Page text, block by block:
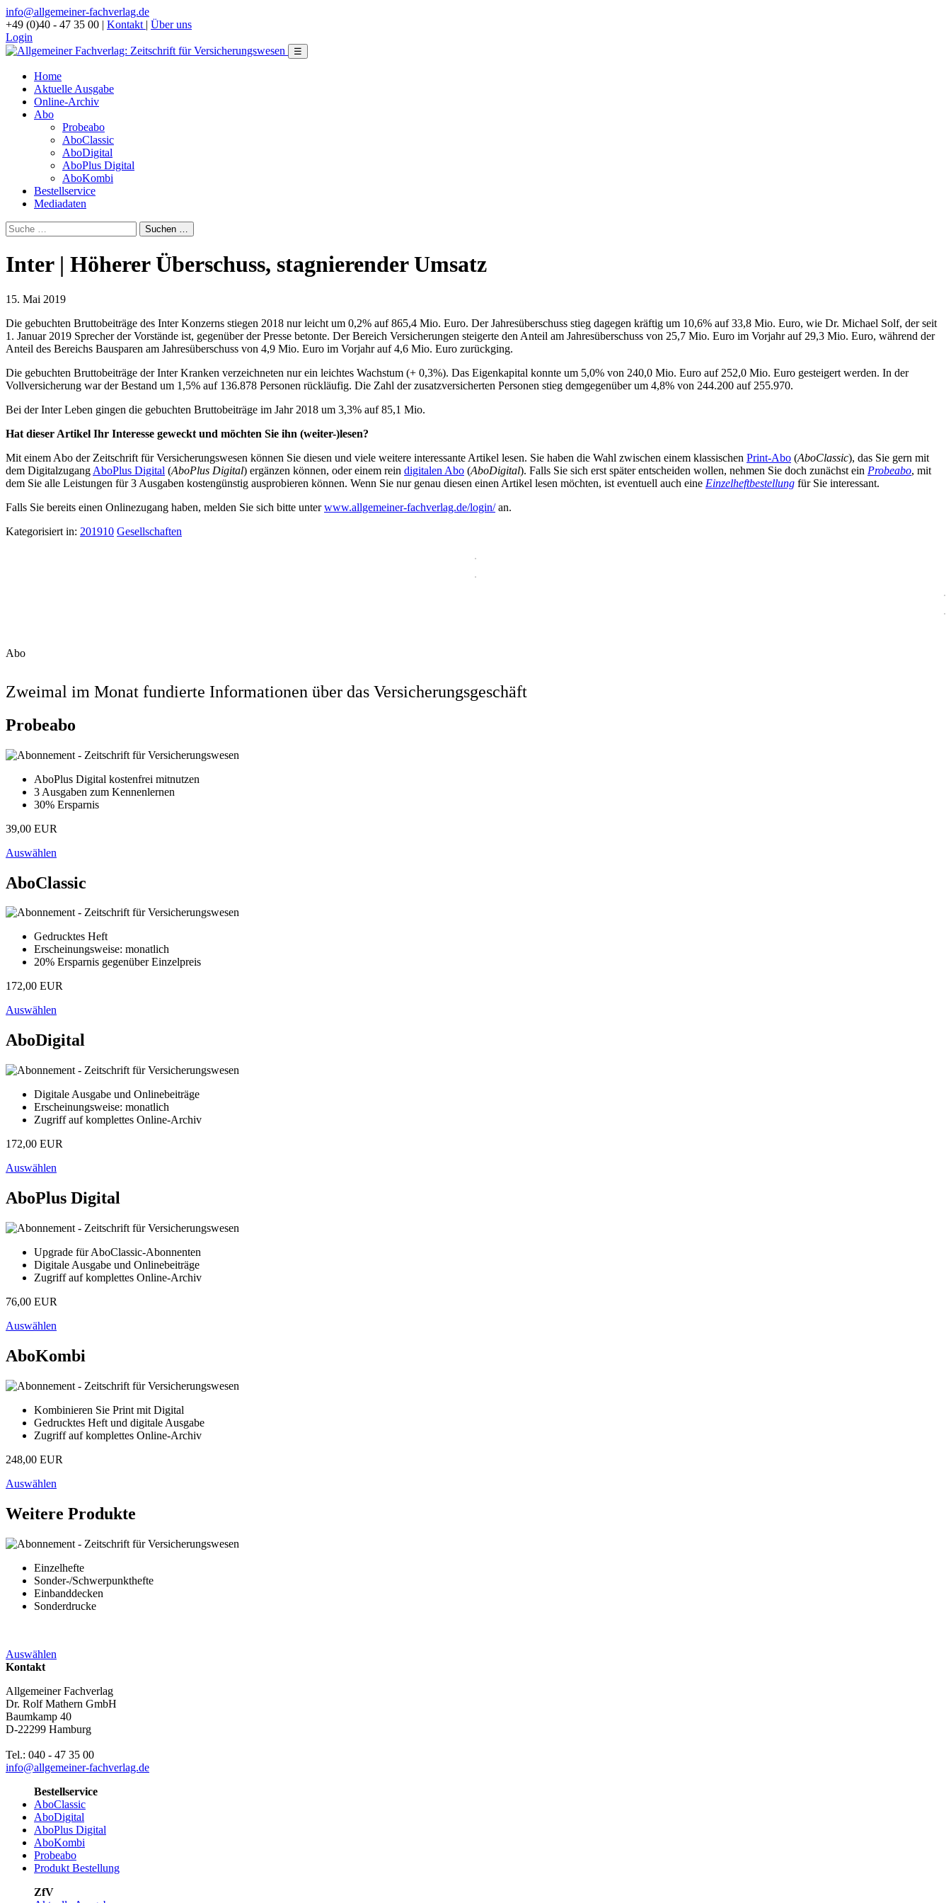
info@allgemeiner-fachverlag.de
+49 (0)40 - 47 35 00 | Kontakt | Über uns
Login
☰
Home
Aktuelle Ausgabe
Online-Archiv
Abo
Probeabo
AboClassic
AboDigital
AboPlus Digital
AboKombi
Bestellservice
Mediadaten
Inter | Höherer Überschuss, stagnierender Umsatz
15. Mai 2019
Die gebuchten Bruttobeiträge des Inter Konzerns stiegen 2018 nur leicht um 0,2% auf 865,4 Mio. Euro. Der Jahresüberschuss stieg dagegen kräftig um 10,6% auf 33,8 Mio. Euro, wie Dr. Michael Solf, der seit
1. Januar 2019 Sprecher der Vorstände ist, gegenüber der Presse betonte. Der Bereich Versicherungen steigerte den Anteil am Jahresüberschuss von 25,7 Mio. Euro im Vorjahr auf 29,3 Mio. Euro, während der
Anteil des Bereichs Bausparen am Jahresüberschuss von 4,9 Mio. Euro im Vorjahr auf 4,6 Mio. Euro zurückging.
Die gebuchten Bruttobeiträge der Inter Kranken verzeichneten nur ein leichtes Wachstum (+ 0,3%). Das Eigenkapital konnte um 5,0% von 240,0 Mio. Euro auf 252,0 Mio. Euro gesteigert werden. In der
Vollversicherung war der Bestand um 1,5% auf 136.878 Personen rückläufig. Die Zahl der zusatzversicherten Personen stieg demgegenüber um 4,8% von 244.200 auf 255.970.
Bei der Inter Leben gingen die gebuchten Bruttobeiträge im Jahr 2018 um 3,3% auf 85,1 Mio.
Hat dieser Artikel Ihr Interesse geweckt und möchten Sie ihn (weiter-)lesen?
Mit einem Abo der Zeitschrift für Versicherungswesen können Sie diesen und viele weitere interessante Artikel lesen. Sie haben die Wahl zwischen einem klassischen Print-Abo (AboClassic), das Sie gern mit
dem Digitalzugang AboPlus Digital (AboPlus Digital) ergänzen können, oder einem rein digitalen Abo (AboDigital). Falls Sie sich erst später entscheiden wollen, nehmen Sie doch zunächst ein Probeabo, mit
dem Sie alle Leistungen für 3 Ausgaben kostengünstig ausprobieren können. Wenn Sie nur genau diesen einen Artikel lesen möchten, ist eventuell auch eine Einzelheftbestellung für Sie interessant.
Falls Sie bereits einen Onlinezugang haben, melden Sie sich bitte unterwww.allgemeiner-fachverlag.de/login/an.
Kategorisiert in: 201910 Gesellschaften
Abo
Zweimal im Monat fundierte Informationen über das Versicherungsgeschäft
Probeabo
AboPlus Digital kostenfrei mitnutzen
3 Ausgaben zum Kennenlernen
30% Ersparnis
39,00 EUR
Auswählen
AboClassic
Gedrucktes Heft
Erscheinungsweise: monatlich
20% Ersparnis gegenüber Einzelpreis
172,00 EUR
Auswählen
AboDigital
Digitale Ausgabe und Onlinebeiträge
Erscheinungsweise: monatlich
Zugriff auf komplettes Online-Archiv
172,00 EUR
Auswählen
AboPlus Digital
Upgrade für AboClassic-Abonnenten
Digitale Ausgabe und Onlinebeiträge
Zugriff auf komplettes Online-Archiv
76,00 EUR
Auswählen
AboKombi
Kombinieren Sie Print mit Digital
Gedrucktes Heft und digitale Ausgabe
Zugriff auf komplettes Online-Archiv
248,00 EUR
Auswählen
Weitere Produkte
Einzelhefte
Sonder-/Schwerpunkthefte
Einbanddecken
Sonderdrucke
Auswählen
Kontakt
Allgemeiner Fachverlag
Dr. Rolf Mathern GmbH
Baumkamp 40
D-22299 Hamburg
Tel.: 040 - 47 35 00
info@allgemeiner-fachverlag.de
Bestellservice
AboClassic
AboDigital
AboPlus Digital
AboKombi
Probeabo
Produkt Bestellung
ZfV